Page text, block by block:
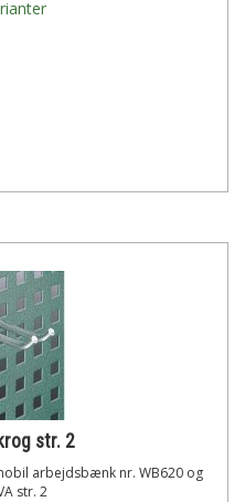
str. 2
arbejdsbænk nr. WB620 og
str. 2